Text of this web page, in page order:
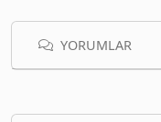
YORUMLAR